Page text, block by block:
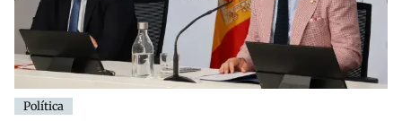
Política